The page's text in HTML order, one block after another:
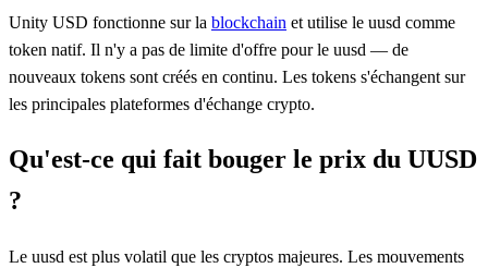
Unity USD fonctionne sur la blockchain et utilise le uusd comme
token natif. Il n'y a pas de limite d'offre pour le uusd — de
nouveaux tokens sont créés en continu. Les tokens s'échangent sur
les principales plateformes d'échange crypto.
Qu'est-ce qui fait bouger le prix du UUSD
?
Le uusd est plus volatil que les cryptos majeures. Les mouvements